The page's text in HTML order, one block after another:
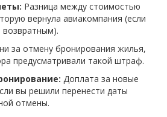
Разница между стоимостью
вернула авиакомпания (если
за отмену бронирования жилья,
предусматривали такой штраф.
Доплата за новые
вы решили перенести даты
отмены.